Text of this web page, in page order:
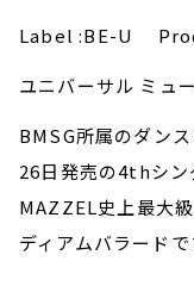
Label :BE-U
ユニバーサル ミュ
BMSG所属のダン
26日発売の4thシン
MAZZEL史上最大
ディアムバラードで